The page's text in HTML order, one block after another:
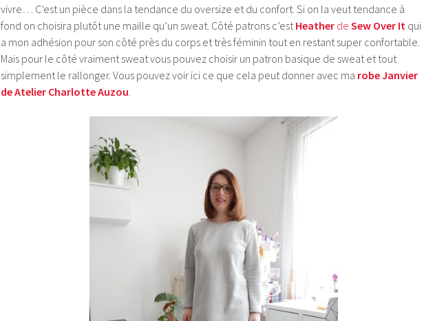
vivre… C’est un pièce dans la tendance du oversize et du confort. Si on la veut tendance à
fond on choisira plutôt une maille qu’un sweat. Côté patrons c’estHeather de Sew Over It qui
a mon adhésion pour son côté près du corps et très féminin tout en restant super confortable.
Mais pour le côté vraiment sweat vous pouvez choisir un patron basique de sweat et tout
simplement le rallonger. Vous pouvez voir ici ce que cela peut donner avec ma robe Janvier
de Atelier Charlotte Auzou.